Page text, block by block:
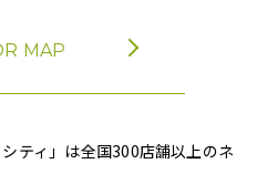
MAP
ティ」は全国300店舗以上のネ